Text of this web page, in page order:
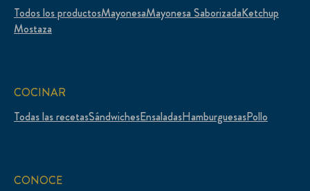
Todos los productosMayonesaMayonesa SaborizadaKetchup
Mostaza
COCINAR
Todas las recetasSándwichesEnsaladasHamburguesasPollo
CONOCE